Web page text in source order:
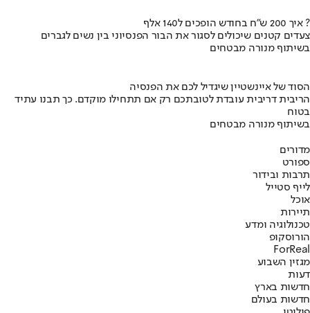
איך 200 ש"ח בחודש הופכים ל140 אלף ?
צעדים קטנים שיכולים לסגור את הבור הפנסיוני בין נשים לגברים
בשיתוף מנורה מבטחים
הסוד של איינשטיין שיגדיל לכם את הפנסיה
הריבית דריבית עובדת לטובתכם רק אם תתחילו מוקדם. כך תבנו עתיד
בטוח
בשיתוף מנורה מבטחים
מדורים
ספורט
תרבות ובידור
לייף סטייל
אוכל
תיירות
טכנולוגיה ומדע
הורוסקופ
ForReal
מגזין השבוע
דעות
חדשות בארץ
חדשות בעולם